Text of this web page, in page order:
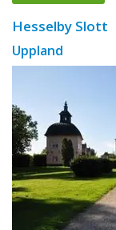
Hesselby Slott
Uppland